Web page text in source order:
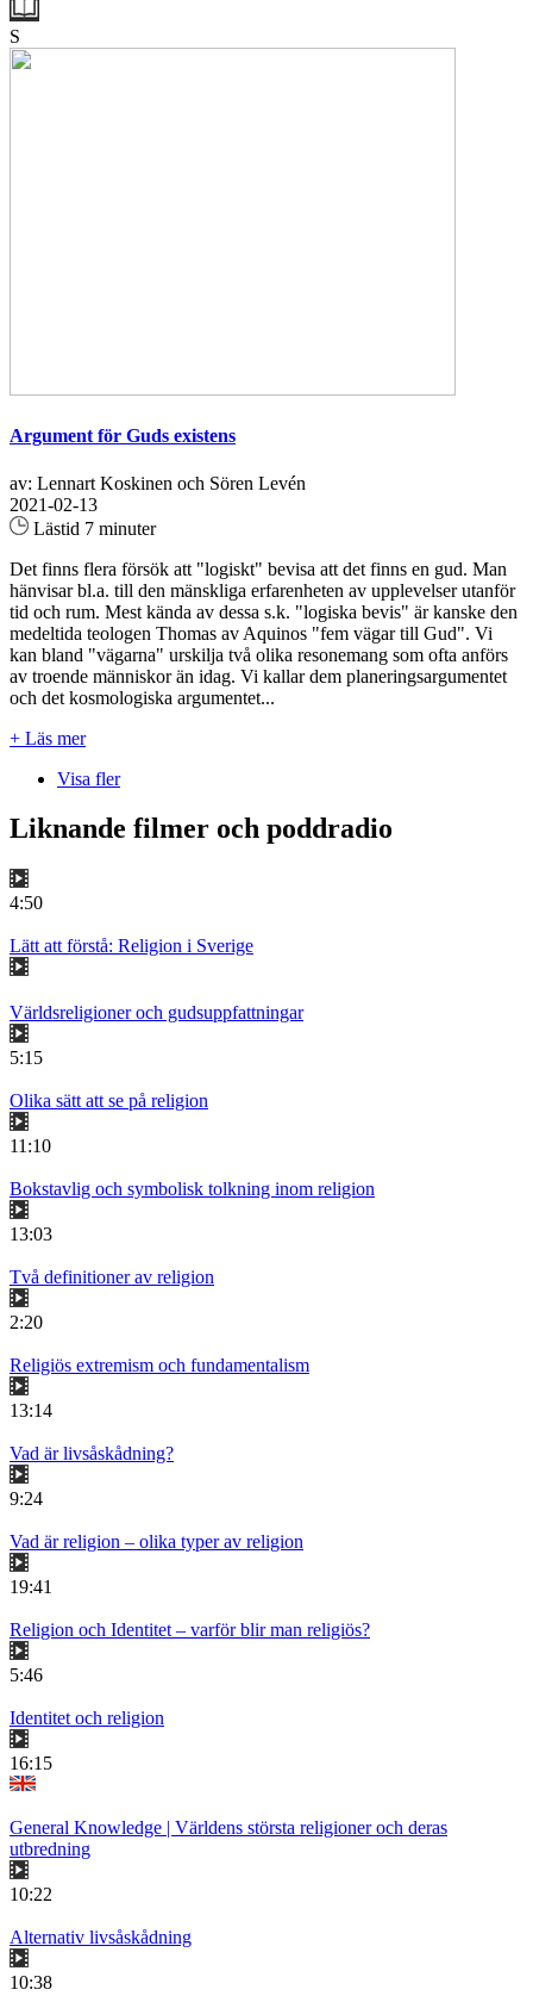
S
Argument för Guds existens
av: Lennart Koskinen och Sören Levén
2021-02-13
Lästid 7 minuter
Det finns flera försök att "logiskt" bevisa att det finns en gud. Man
hänvisar bl.a. till den mänskliga erfarenheten av upplevelser utanför
tid och rum. Mest kända av dessa s.k. "logiska bevis" är kanske den
medeltida teologen Thomas av Aquinos "fem vägar till Gud". Vi
kan bland "vägarna" urskilja två olika resonemang som ofta anförs
av troende människor än idag. Vi kallar dem planeringsargumentet
och det kosmologiska argumentet...
+ Läs mer
Visa fler
Liknande filmer och poddradio
4:50
Lätt att förstå: Religion i Sverige
Världsreligioner och gudsuppfattningar
5:15
Olika sätt att se på religion
11:10
Bokstavlig och symbolisk tolkning inom religion
13:03
Två definitioner av religion
2:20
Religiös extremism och fundamentalism
13:14
Vad är livsåskådning?
9:24
Vad är religion – olika typer av religion
19:41
Religion och Identitet – varför blir man religiös?
5:46
Identitet och religion
16:15
General Knowledge | Världens största religioner och deras
utbredning
10:22
Alternativ livsåskådning
10:38